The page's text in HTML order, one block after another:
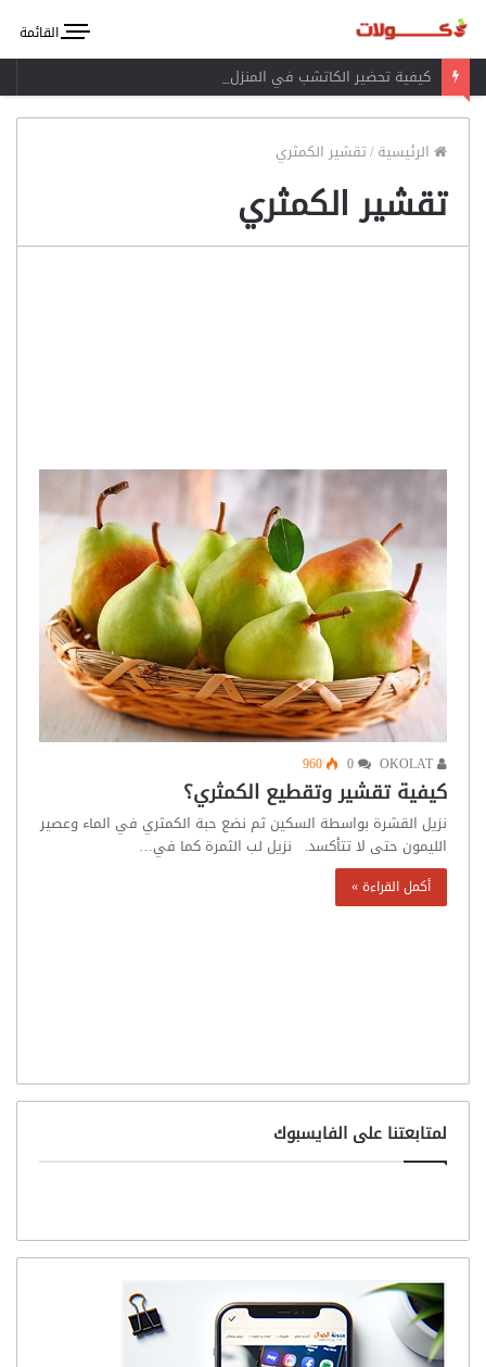
القائمة
كيفية تحضير الكاتشب في المنزل
الرئيسية/تقشير الكمثري
تقشير الكمثري
960
كيفية تقشير وتقطيع الكمثري؟
نزيل القشرة بواسطة السكين ثم نضع حبة الكمثري في الماء وعصير
الليمون حتى لا تتأكسد. نزيل لب الثمرة كما في…
أكمل القراءة »
لمتابعتنا على الفايسبوك